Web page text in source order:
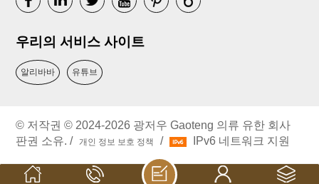
우리의 서비스 사이트
알리바바 유튜브
© 저작권 © 2024-2026 광저우 Gaoteng 의류 유한 회사
판권 소유. /
개인 정보 보호 정책 / IPv6 네트워크 지원